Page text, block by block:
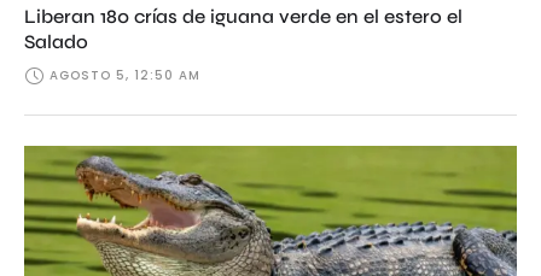
Liberan 180 crías de iguana verde en el estero el
Salado
AGOSTO 5, 12:50 AM